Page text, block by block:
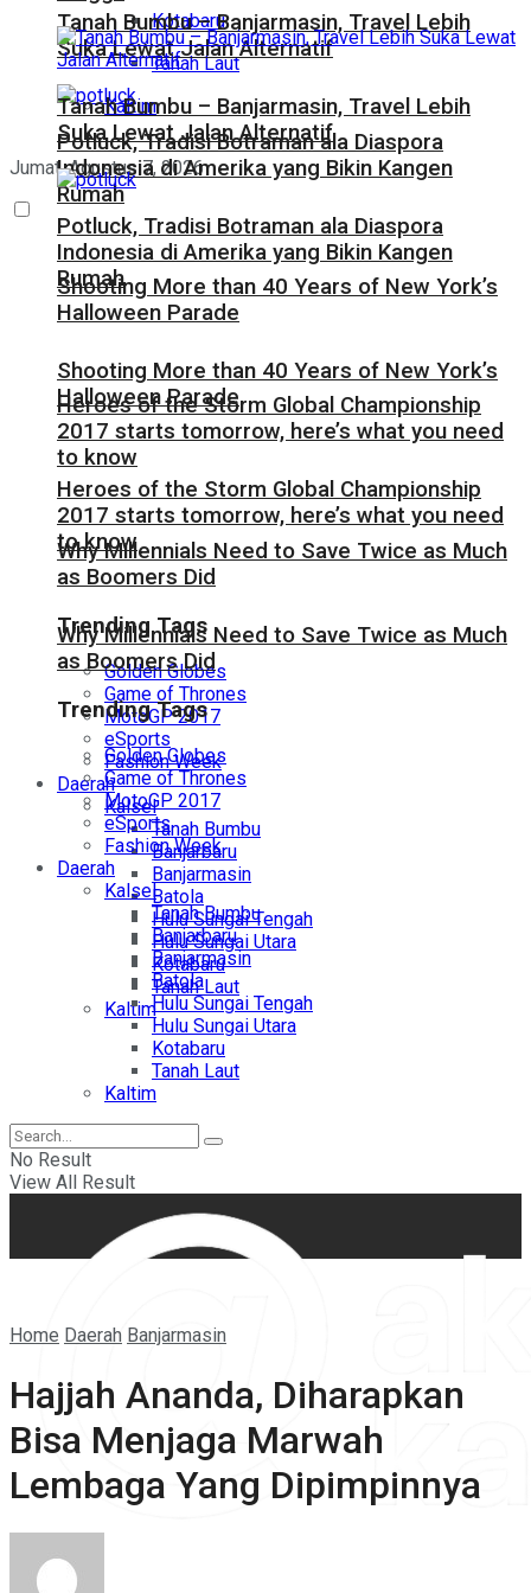
Kotabaru
Tanah Laut
Kaltim
Jumat, Agustus 7, 2026
Tanah Bumbu – Banjarmasin, Travel Lebih
Suka Lewat Jalan Alternatif
Potluck, Tradisi Botraman ala Diaspora
Indonesia di Amerika yang Bikin Kangen
Rumah
Shooting More than 40 Years of New York’s
Halloween Parade
Heroes of the Storm Global Championship
2017 starts tomorrow, here’s what you need
to know
Why Millennials Need to Save Twice as Much
as Boomers Did
Trending Tags
Golden Globes
Game of Thrones
MotoGP 2017
eSports
Fashion Week
Daerah
Kalsel
Tanah Bumbu
Banjarbaru
Banjarmasin
Batola
Hulu Sungai Tengah
Hulu Sungai Utara
Kotabaru
Tanah Laut
Kaltim
Tanah Bumbu – Banjarmasin, Travel Lebih
Suka Lewat Jalan Alternatif
Potluck, Tradisi Botraman ala Diaspora
Indonesia di Amerika yang Bikin Kangen
Rumah
Shooting More than 40 Years of New York’s
Halloween Parade
Heroes of the Storm Global Championship
2017 starts tomorrow, here’s what you need
to know
Why Millennials Need to Save Twice as Much
as Boomers Did
Trending Tags
Golden Globes
Game of Thrones
MotoGP 2017
eSports
Fashion Week
Daerah
Kalsel
Tanah Bumbu
Banjarbaru
Banjarmasin
Batola
Hulu Sungai Tengah
Hulu Sungai Utara
Kotabaru
Tanah Laut
Kaltim
No Result
View All Result
Home Daerah Banjarmasin
Hajjah Ananda, Diharapkan
Bisa Menjaga Marwah
Lembaga Yang Dipimpinnya